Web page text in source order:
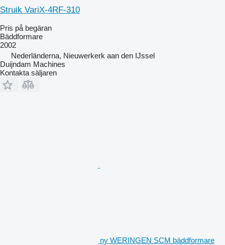
Struik VariX-4RF-310
Pris på begäran
Bäddformare
2002
Nederländerna, Nieuwerkerk aan den IJssel
Duijndam Machines
Kontakta säljaren
ny WERINGEN SCM bäddformare